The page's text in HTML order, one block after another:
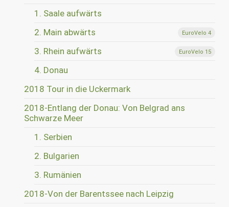
1. Saale aufwärts
2. Main abwärts
EuroVelo 4
3. Rhein aufwärts EuroVelo 15
4. Donau
2018 Tour in die Uckermark
2018-Entlang der Donau: Von Belgrad ans
Schwarze Meer
1. Serbien
2. Bulgarien
3. Rumänien
2018-Von der Barentssee nach Leipzig